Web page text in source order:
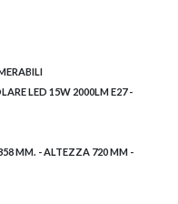
LED 15W 2000LM E27 -
MM. - ALTEZZA 720 MM -